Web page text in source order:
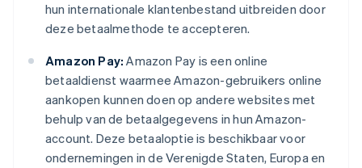
hun internationale klantenbestand uitbreiden door
deze betaalmethode te accepteren.
Amazon Pay: Amazon Pay is een online
betaaldienst waarmee Amazon-gebruikers online
aankopen kunnen doen op andere websites met
behulp van de betaalgegevens in hun Amazon-
account. Deze betaaloptie is beschikbaar voor
ondernemingen in de Verenigde Staten, Europa en